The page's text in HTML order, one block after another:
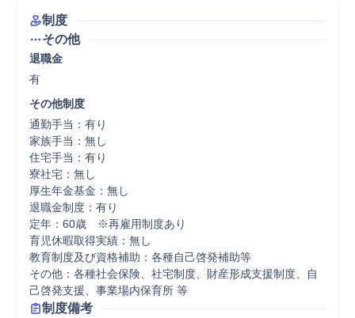
制度
その他
退職金
有
その他制度
通勤手当：有り
家族手当：無し
住宅手当：有り
寮社宅：無し
厚生年金基金：無し
退職金制度：有り
定年：60歳　※再雇用制度あり
育児休暇取得実績：無し
教育制度及び資格補助：各種自己啓発補助等
その他：各種社会保険、社宅制度、財産形成支援制度、自
己啓発支援、事業場内保育所 等
制度備考